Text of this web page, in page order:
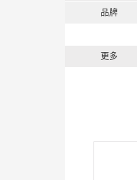
品牌
更多